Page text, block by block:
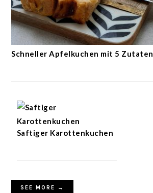
Schneller Apfelkuchen mit 5 Zutaten
Saftiger Karottenkuchen
SEE MORE →